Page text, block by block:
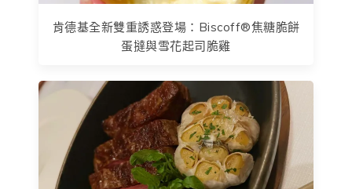
肯德基全新雙重誘惑登場：Biscoff®焦糖脆餅
蛋撻與雪花起司脆雞